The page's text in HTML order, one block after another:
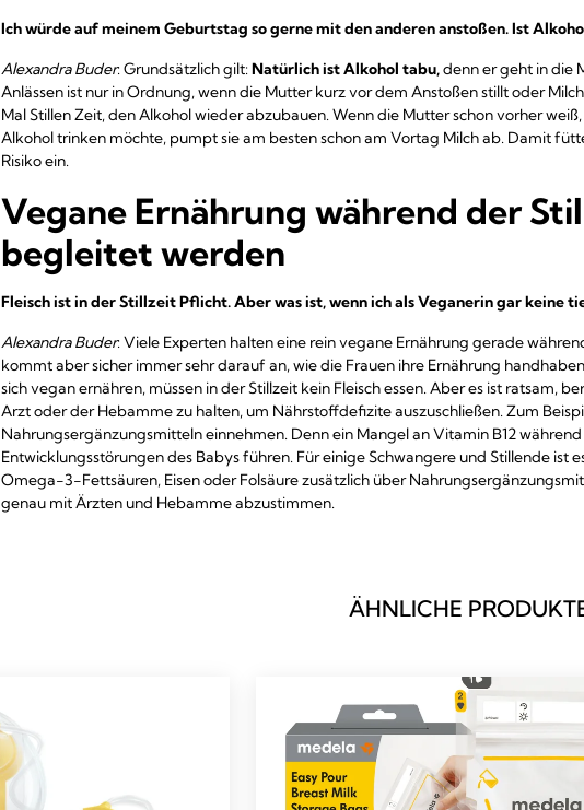
Ich würde auf meinem Geburtstag so gerne mit den anderen anstoßen. Ist
Alexandra Buder: Grundsätzlich gilt: Natürlich ist Alkohol tabu,denn er geht in die
Anlässen ist nur in Ordnung, wenn die Mutter kurz vor dem Anstoßen stillt oder
Mal Stillen Zeit, den Alkohol wieder abzubauen. Wenn die Mutter schon vorher
Alkohol trinken möchte, pumpt sie am besten schon am Vortag Milch ab. Damit
Risiko ein.
Vegane Ernährung während der
begleitet werden
Fleisch ist in der Stillzeit Pflicht. Aber was ist, wenn ich als Veganerin gar keine
Alexandra Buder: Viele Experten halten eine rein vegane Ernährung gerade
kommt aber sicher immer sehr darauf an, wie die Frauen ihre Ernährung
sich vegan ernähren, müssen in der Stillzeit kein Fleisch essen. Aber es ist ratsam,
Arzt oder der Hebamme zu halten, um Nährstoffdefizite auszuschließen. Zum
Nahrungsergänzungsmitteln einnehmen. Denn ein Mangel an Vitamin B12
Entwicklungsstörungen des Babys führen. Für einige Schwangere und Stillende ist
Omega-3-Fettsäuren, Eisen oder Folsäure zusätzlich über
genau mit Ärzten und Hebamme abzustimmen.
ÄHNLICHE